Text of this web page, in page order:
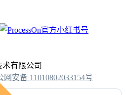
有限公司
网安备 11010802033154号